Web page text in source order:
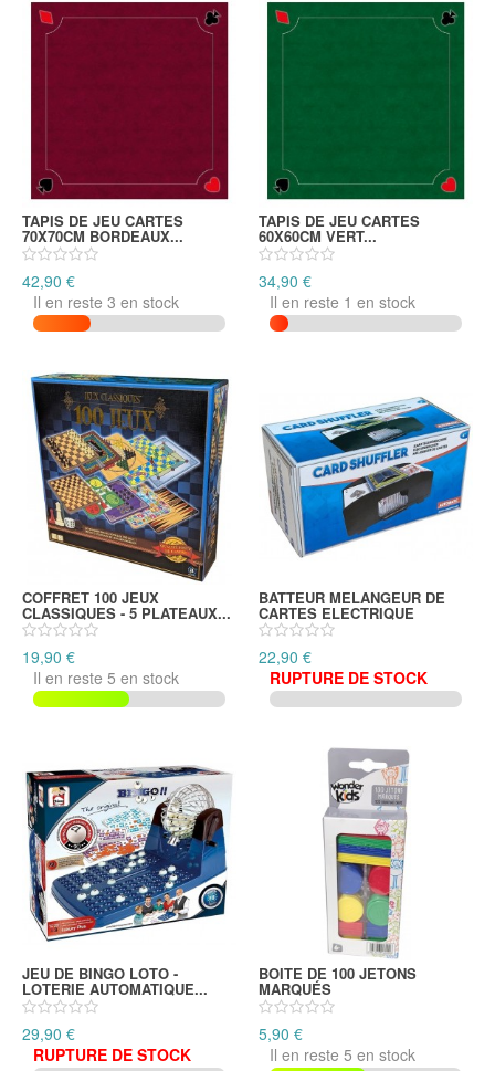
TAPIS DE JEU CARTES
70X70CM BORDEAUX...
42,90 €
Il en reste 3 en stock
TAPIS DE JEU CARTES
60X60CM VERT...
34,90 €
Il en reste 1 en stock
COFFRET 100 JEUX
CLASSIQUES - 5 PLATEAUX...
19,90 €
Il en reste 5 en stock
BATTEUR MELANGEUR DE
CARTES ELECTRIQUE
22,90 €
RUPTURE DE STOCK
JEU DE BINGO LOTO -
LOTERIE AUTOMATIQUE...
29,90 €
RUPTURE DE STOCK
BOITE DE 100 JETONS
MARQUÉS
5,90 €
Il en reste 5 en stock